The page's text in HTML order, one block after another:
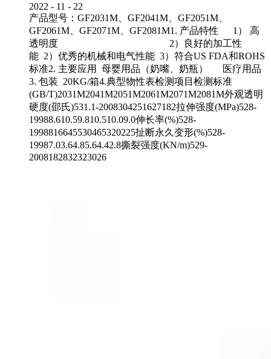
2022 - 11 - 22
产品型号：GF2031M、GF2041M、GF2051M、
GF2061M、GF2071M、GF2081M1. 产品特性 1） 高
透明度 2）良好的加工性
能 2）优秀的机械和电气性能 3）符合US FDA和ROHS
标准2. 主要应用 母婴用品（奶嘴、奶瓶） 医疗用品
3. 包装 20KG/箱4.典型物性表检测项目检测标准
(GB/T)2031M2041M2051M2061M2071M2081M外观透明
硬度(邵氏)531.1-2008304251627182拉伸强度(MPa)528-
19988.610.59.810.510.09.0伸长率(%)528-
1998816645530465320225扯断永久变形(%)528-
19987.03.64.85.64.42.8撕裂强度(KN/m)529-
2008182832323026